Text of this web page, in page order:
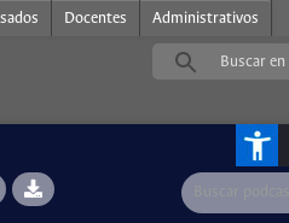
Docentes Administrativos